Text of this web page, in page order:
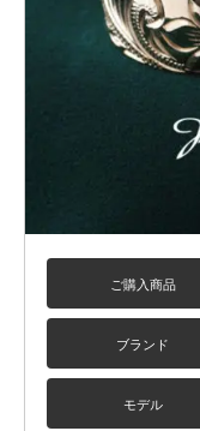
ご購入商品
ブランド
モデル